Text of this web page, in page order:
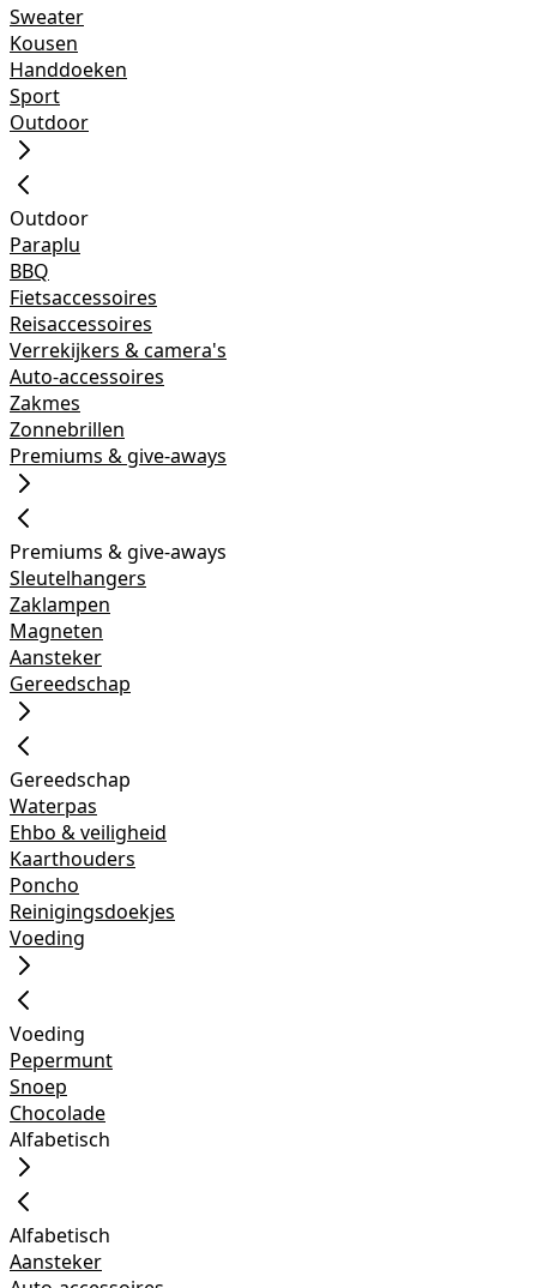
Sweater
Kousen
Handdoeken
Sport
Outdoor
Outdoor
Paraplu
BBQ
Fietsaccessoires
Reisaccessoires
Verrekijkers & camera's
Auto-accessoires
Zakmes
Zonnebrillen
Premiums & give-aways
Premiums & give-aways
Sleutelhangers
Zaklampen
Magneten
Aansteker
Gereedschap
Gereedschap
Waterpas
Ehbo & veiligheid
Kaarthouders
Poncho
Reinigingsdoekjes
Voeding
Voeding
Pepermunt
Snoep
Chocolade
Alfabetisch
Alfabetisch
Aansteker